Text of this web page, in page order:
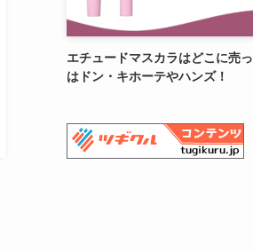
エチュードマスカラはどこに売
はドン・キホーテやハンズ！